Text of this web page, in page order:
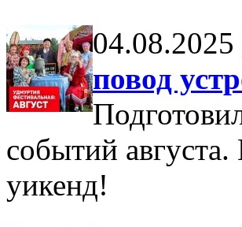
04.08.2025
повод
событий
уикенд!